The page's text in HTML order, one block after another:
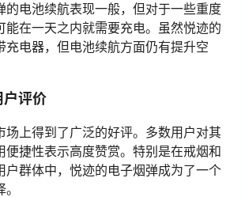
的电池续航表现一般，但对于一些重度
能在一天之内就需要充电。虽然悦迹的
充电器，但电池续航方面仍有提升空
户评价
场上得到了广泛的好评。多数用户对其
便捷性表示高度赞赏。特别是在戒烟和
户群体中，悦迹的电子烟弹成为了一个